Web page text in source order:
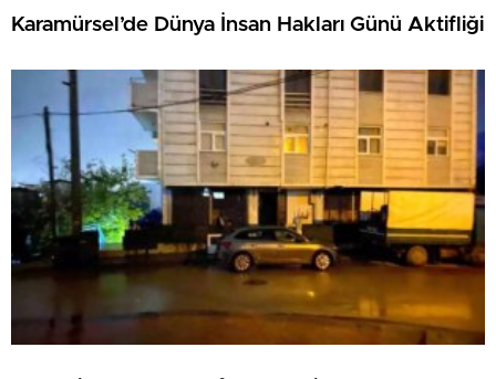
Karamürsel’de Dünya İnsan Hakları Günü Aktifliği